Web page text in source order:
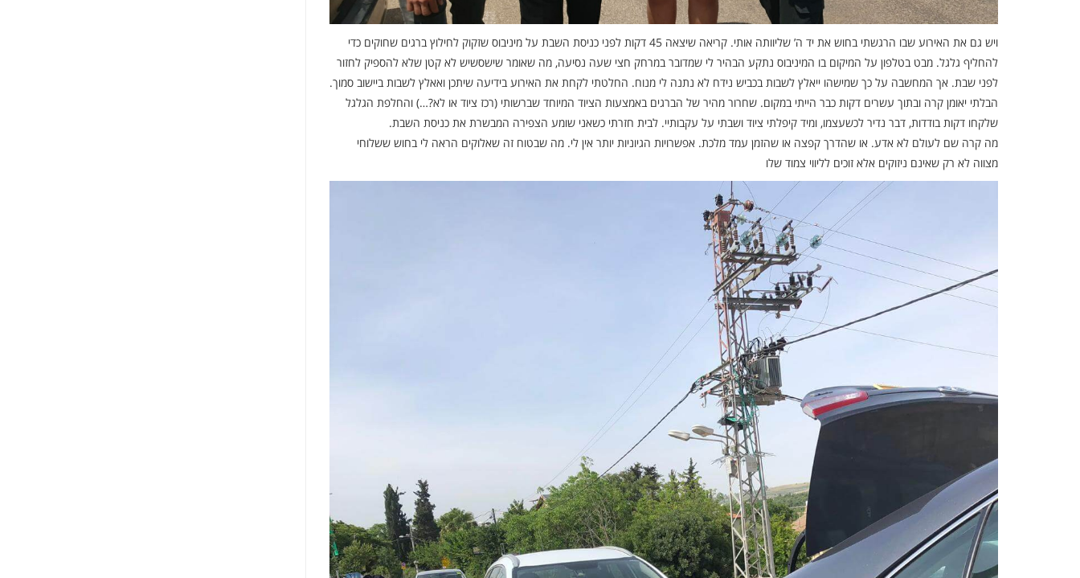
ויש גם את האירוע שבו הרגשתי בחוש את יד ה’ שליוותה אותי. קריאה שיצאה 45 דקות לפני כניסת השבת על מיניבוס שזקוק לחילוץ ברגים שחוקים כדי
להחליף גלגל. מבט בטלפון על המיקום בו המיניבוס נתקע הבהיר לי שמדובר במרחק חצי שעה נסיעה, מה שאומר שישסשיש לא קטן שלא להספיק לחזור
לפני שבת. אך המחשבה על כך שמישהו ייאלץ לשבות בכביש נידח לא נתנה לי מנוח. החלטתי לקחת את האירוע בידיעה שיתכן ואאלץ לשבות ביישוב סמוך.
הבלתי יאומן קרה ובתוך עשרים דקות כבר הייתי במקום. שחרור מהיר של הברגים באמצעות הציוד המיוחד שברשותי (רכז ציוד או לא?…) והחלפת הגלגל
שלקחו דקות בודדות, דבר נדיר לכשעצמו, ומיד קיפלתי ציוד ושבתי על עקבותיי. לבית חזרתי כשאני שומע הצפירה המבשרת את כניסת השבת.
מה קרה שם לעולם לא אדע. או שהדרך קפצה או שהזמן עמד מלכת. אפשרויות הגיוניות יותר אין לי. מה שבטוח זה שאלוקים הראה לי בחוש ששלוחי
מצווה לא רק שאינם ניזוקים אלא זוכים לליווי צמוד שלו